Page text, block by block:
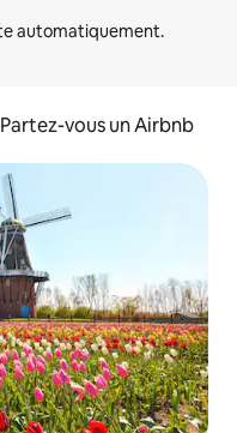
Partez-vous un Airbnb